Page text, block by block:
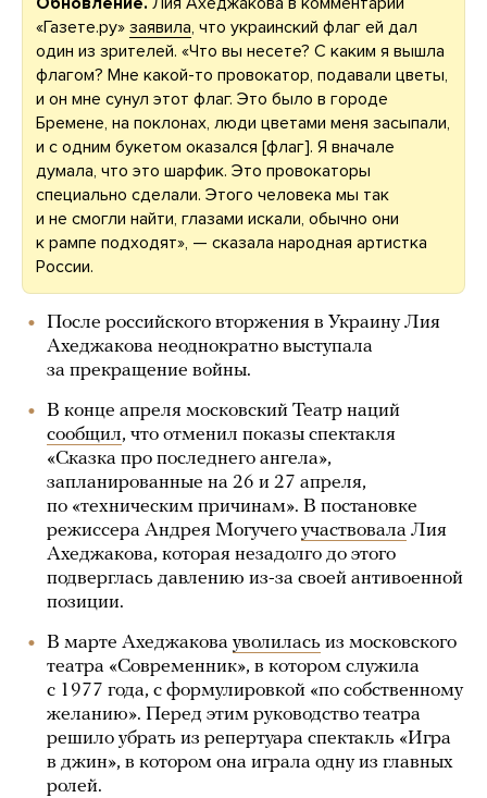
«Газете.ру» заявила, что украинский флаг ей дал
один из зрителей. «Что вы несете? С каким я вышла
флагом? Мне какой-то провокатор, подавали цветы,
и он мне сунул этот флаг. Это было в городе
Бремене, на поклонах, люди цветами меня засыпали,
и с одним букетом оказался [флаг]. Я вначале
думала, что это шарфик. Это провокаторы
специально сделали. Этого человека мы так
и не смогли найти, глазами искали, обычно они
к рампе подходят», — сказала народная артистка
России.
После российского вторжения в Украину Лия
Ахеджакова неоднократно выступала
за прекращение войны.
В конце апреля московский Театр наций
сообщил, что отменил показы спектакля
«Сказка про последнего ангела»,
запланированные на 26 и 27 апреля,
по «техническим причинам». В постановке
режиссера Андрея Могучего участвовала Лия
Ахеджакова, которая незадолго до этого
подверглась давлению из-за своей антивоенной
позиции.
В марте Ахеджакова уволилась из московского
театра «Современник», в котором служила
с 1977 года, с формулировкой «по собственному
желанию». Перед этим руководство театра
решило убрать из репертуара спектакль «Игра
в джин», в котором она играла одну из главных
ролей.